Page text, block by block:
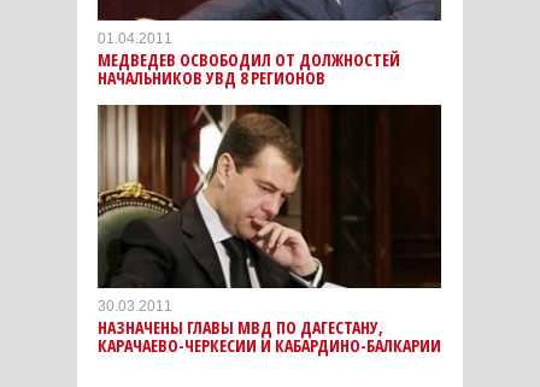
01.04.2011
МЕДВЕДЕВ ОСВОБОДИЛ ОТ ДОЛЖНОСТЕЙ
НАЧАЛЬНИКОВ УВД 8 РЕГИОНОВ
30.03.2011
НАЗНАЧЕНЫ ГЛАВЫ МВД ПО ДАГЕСТАНУ,
КАРАЧАЕВО-ЧЕРКЕСИИ И КАБАРДИНО-БАЛКАРИИ